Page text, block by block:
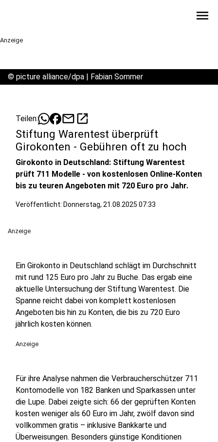
menu
Anzeige
© picture alliance/dpa | Fabian Sommer
Teilen: mailopen_in_new
Stiftung Warentest überprüft
Girokonten - Gebühren oft zu hoch
Girokonto in Deutschland: Stiftung Warentest
prüft 711 Modelle - von kostenlosen Online-Konten
bis zu teuren Angeboten mit 720 Euro pro Jahr.
Veröffentlicht: Donnerstag, 21.08.2025 07:33
Anzeige
Ein Girokonto in Deutschland schlägt im Durchschnitt
mit rund 125 Euro pro Jahr zu Buche. Das ergab eine
aktuelle Untersuchung der Stiftung Warentest. Die
Spanne reicht dabei von komplett kostenlosen
Angeboten bis hin zu Konten, die bis zu 720 Euro
jährlich kosten können.
Anzeige
Für ihre Analyse nahmen die Verbraucherschützer 711
Kontomodelle von 182 Banken und Sparkassen unter
die Lupe. Dabei zeigte sich: 66 der geprüften Konten
kosten weniger als 60 Euro im Jahr, zwölf davon sind
vollkommen gratis – inklusive Bankkarte und
Überweisungen. Besonders günstige Konditionen